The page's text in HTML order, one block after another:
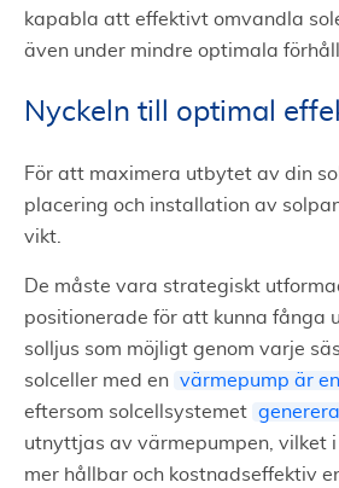
kapabla att effektivt omvandla
även under mindre optimala
Nyckeln till optimal
För att maximera utbytet av din
placering och installation av
vikt.
De måste vara strategiskt
positionerade för att kunna fånga
solljus som möjligt genom varje
solceller med en värmepump är
eftersom solcellsystemet
utnyttjas av värmepumpen, vilket
mer hållbar och kostnadseffektiv